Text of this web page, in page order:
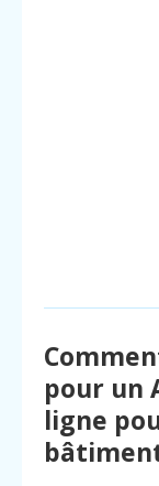
pour un
ligne